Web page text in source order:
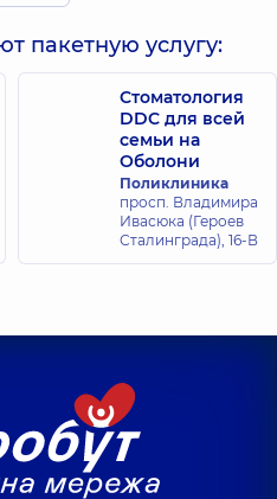
Грабовская
Светлана
Евгеньевна
Стоматолог
детский,25 лет
опыта
пакетную услугу:
Стоматология
DDC для всей
семьи на
Оболони
Поликлиника
просп. Владимира
Ивасюка (Героев
Сталинграда), 16-В